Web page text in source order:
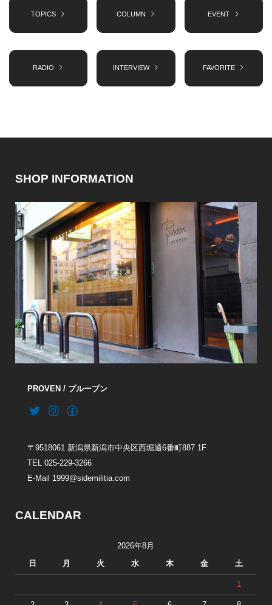
TOPICS COLUMN EVENT
RADIO INTERVIEW FAVORITE
SHOP INFORMATION
PROVEN / プループン
〒9518061 新潟県新潟市中央区西堀通6番町887 1F
TEL 025-229-3266
E-Mail 1999@sidemilitia.com
CALENDAR
2026年8月
日 月 火 水 木 金 土
1